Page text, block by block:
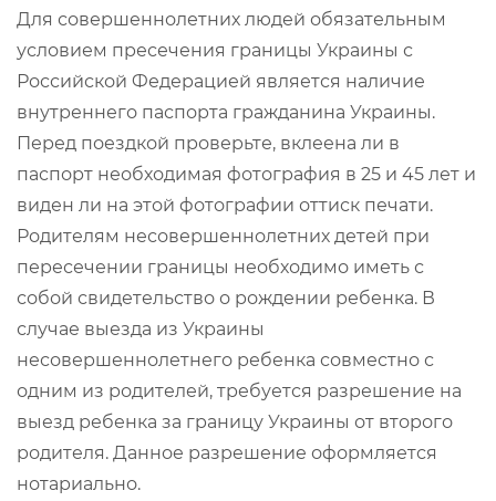
Для совершеннолетних людей обязательным
условием пресечения границы Украины с
Российской Федерацией является наличие
внутреннего паспорта гражданина Украины.
Перед поездкой проверьте, вклеена ли в
паспорт необходимая фотография в 25 и 45 лет и
виден ли на этой фотографии оттиск печати.
Родителям несовершеннолетних детей при
пересечении границы необходимо иметь с
собой свидетельство о рождении ребенка. В
случае выезда из Украины
несовершеннолетнего ребенка совместно с
одним из родителей, требуется разрешение на
выезд ребенка за границу Украины от второго
родителя. Данное разрешение оформляется
нотариально.